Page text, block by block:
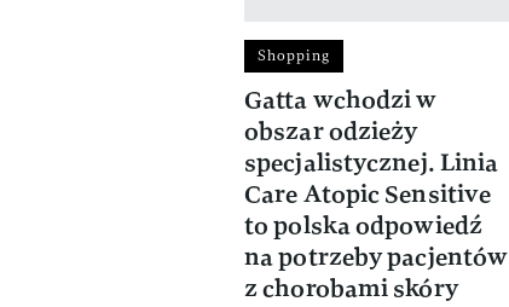
previous element
Shopping
Gatta wchodzi w
obszar odzieży
specjalistycznej. Linia
Care Atopic Sensitive
to polska odpowiedź
na potrzeby pacjentów
z chorobami skóry